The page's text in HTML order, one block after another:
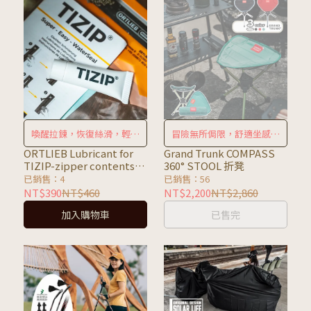
喚醒拉鍊，恢復絲滑，輕鬆
拉開
ORTLIEB Lubricant for
TIZIP-zipper contents
8g 拉鍊潤滑油
已銷售：4
NT$390NT$460
加入購物車
冒險無所侷限，舒適坐感隨
處可見
Grand Trunk COMPASS
360° STOOL 折凳
已銷售：56
NT$2,200NT$2,860
已售完